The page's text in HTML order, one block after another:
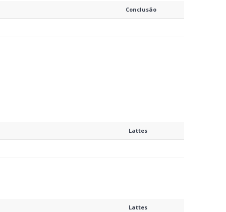
Conclusão
Lattes
Lattes